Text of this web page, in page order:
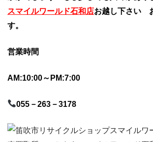
スマイルワールド石和店お越し下さい
す。
営業時間
AM:10:00～PM:7:00
055－263－3178